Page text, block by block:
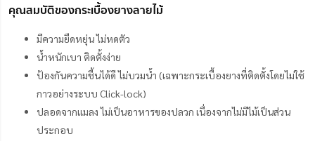
คุณสมบัติของกระเบื้องยางลายไม้
มีความยืดหยุ่น ไม่หดตัว
น้ำหนักเบา ติดตั้งง่าย
ป้องกันความชื้นได้ดี ไม่บวมน้ำ (เฉพาะกระเบื้องยางที่ติดตั้งโดยไม่ใช้
กาวอย่างระบบ Click-lock)
ปลอดจากแมลง ไม่เป็นอาหารของปลวก เนื่องจากไม่มีไม้เป็นส่วน
ประกอบ